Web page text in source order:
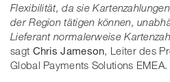
Flexibilität, da sie
der Region tätigen können,
Lieferant normalerweise
sagt Chris Jameson , Leiter des
Global Payments Solutions EMEA.